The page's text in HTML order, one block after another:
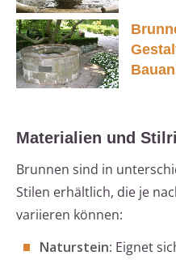
Materialien und
Brunnen sind in
Stilen erhältlich, die je
variieren können:
Naturstein: Eignet